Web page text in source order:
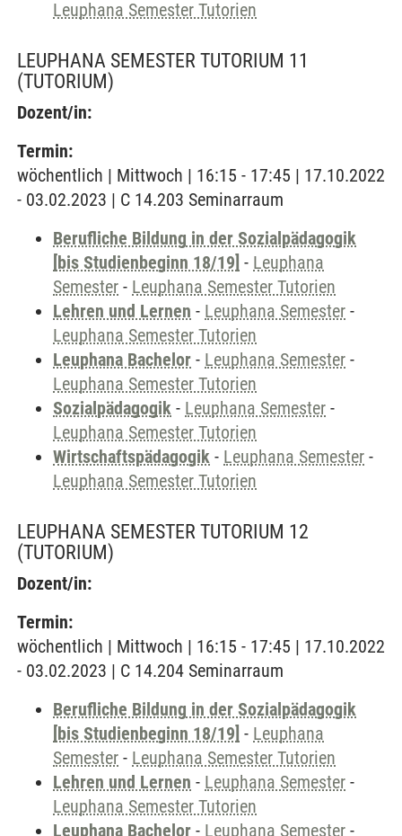
Leuphana Semester Tutorien
LEUPHANA SEMESTER TUTORIUM 11
(TUTORIUM)
Dozent/in:
Termin:
wöchentlich | Mittwoch | 16:15 - 17:45 | 17.10.2022
- 03.02.2023 | C 14.203 Seminarraum
Berufliche Bildung in der Sozialpädagogik
[bis Studienbeginn 18/19] - Leuphana
Semester - Leuphana Semester Tutorien
Lehren und Lernen - Leuphana Semester -
Leuphana Semester Tutorien
Leuphana Bachelor - Leuphana Semester -
Leuphana Semester Tutorien
Sozialpädagogik - Leuphana Semester -
Leuphana Semester Tutorien
Wirtschaftspädagogik - Leuphana Semester -
Leuphana Semester Tutorien
LEUPHANA SEMESTER TUTORIUM 12
(TUTORIUM)
Dozent/in:
Termin:
wöchentlich | Mittwoch | 16:15 - 17:45 | 17.10.2022
- 03.02.2023 | C 14.204 Seminarraum
Berufliche Bildung in der Sozialpädagogik
[bis Studienbeginn 18/19] - Leuphana
Semester - Leuphana Semester Tutorien
Lehren und Lernen - Leuphana Semester -
Leuphana Semester Tutorien
Leuphana Bachelor - Leuphana Semester -